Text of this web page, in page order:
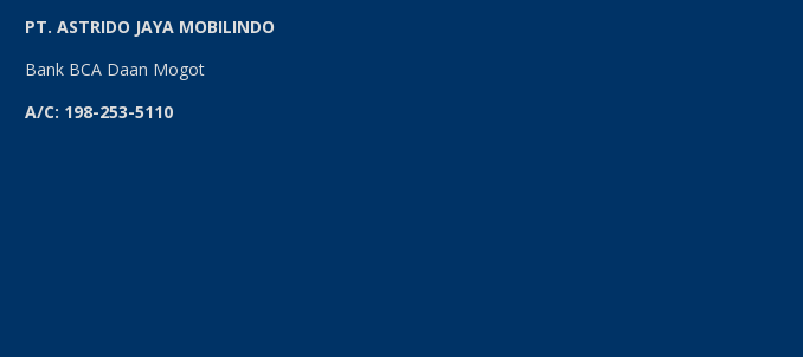
PT. ASTRIDO JAYA MOBILINDO
Bank BCA Daan Mogot
A/C: 198-253-5110